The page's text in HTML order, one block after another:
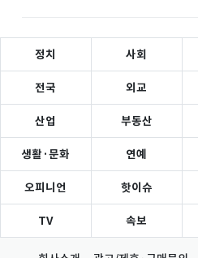
정치 사회
전국 외교
산업 부동산
생활·문화 연예
오피니언 핫이슈
TV 속보